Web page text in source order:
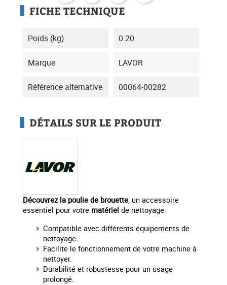
FICHE TECHNIQUE
Poids (kg) 0.20
Marque LAVOR
Référence alternative 00064-00282
DÉTAILS SUR LE PRODUIT
Découvrez la poulie de brouette, un accessoire
essentiel pour votre matériel de nettoyage.
Compatible avec différents équipements de
nettoyage.
Facilite le fonctionnement de votre machine à
nettoyer.
Durabilité et robustesse pour un usage
prolongé.